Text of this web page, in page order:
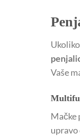
Vaše
Mačke